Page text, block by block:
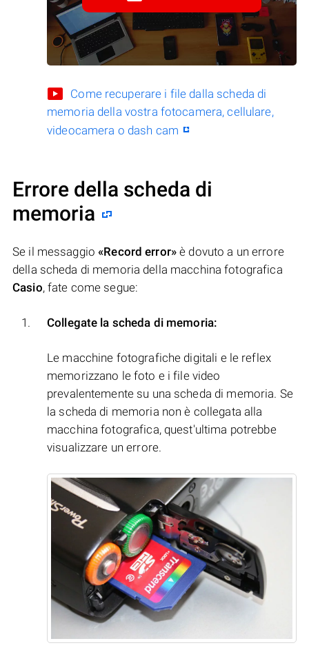
Come recuperare i file dalla scheda di
memoria della vostra fotocamera, cellulare,
videocamera o dash cam
Errore della scheda di
memoria
Se il messaggio«Record error» è dovuto a un errore
della scheda di memoria della macchina fotografica
Casio, fate come segue:
Collegate la scheda di memoria:
Le macchine fotografiche digitali e le reflex
memorizzano le foto e i file video
prevalentemente su una scheda di memoria. Se
la scheda di memoria non è collegata alla
macchina fotografica, quest'ultima potrebbe
visualizzare un errore.